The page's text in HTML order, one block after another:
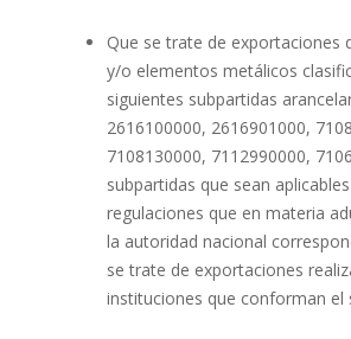
Que se trate de exportaciones
y/o elementos metálicos
siguientes subpartidas
2616100000, 2616901000,
7108130000, 7112990000,
subpartidas que sean
regulaciones que en materia
la autoridad nacional
se trate de exportaciones
instituciones que conforman el